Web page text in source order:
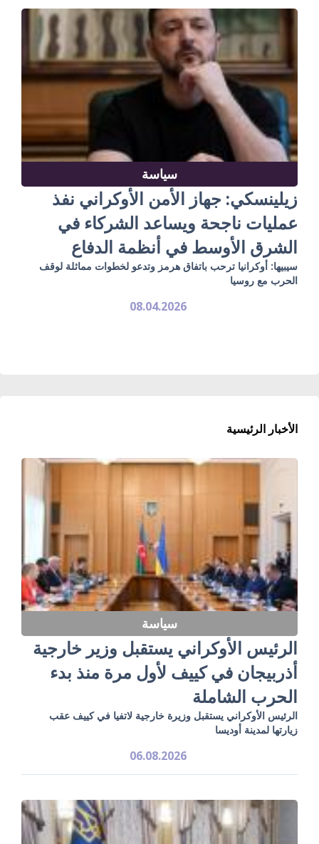
سياسة
زيلينسكي: جهاز الأمن الأوكراني نفذ
عمليات ناجحة ويساعد الشركاء في
الشرق الأوسط في أنظمة الدفاع
سيبيها: أوكرانيا ترحب باتفاق هرمز وتدعو لخطوات مماثلة لوقف
الحرب مع روسيا
08.04.2026
الأخبار الرئيسية
سياسة
الرئيس الأوكراني يستقبل وزير خارجية
أذربيجان في كييف لأول مرة منذ بدء
الحرب الشاملة
الرئيس الأوكراني يستقبل وزيرة خارجية لاتفيا في كييف عقب
زيارتها لمدينة أوديسا
06.08.2026